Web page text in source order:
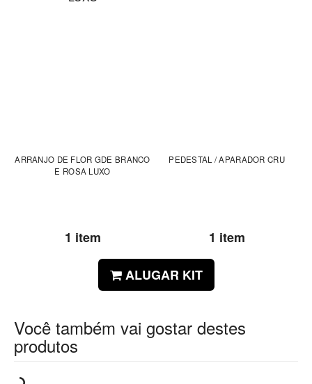
ARRANJO DE FLOR GDE BRANCO
E ROSA LUXO
1 item
PEDESTAL / APARADOR CRU
1 item
ALUGAR KIT
Você também vai gostar destes
produtos